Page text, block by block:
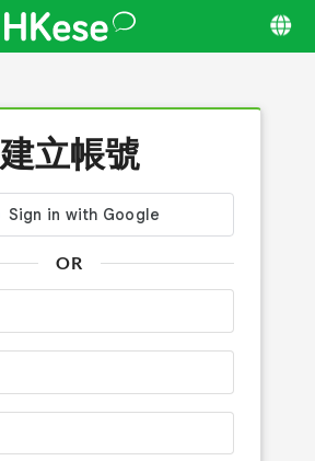
建立帳號
OR